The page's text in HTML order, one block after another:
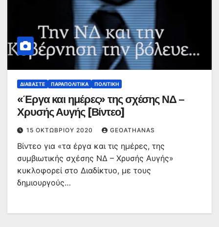
ΔΙΑΒΆΣΤΕ ΠΑΡΑΠΟΛΙΤΙΚΆ ΠΟΛΙΤΙΚΉ
«Έργα και ημέρες» της σχέσης ΝΔ –
Χρυσής Αυγής [Βίντεο]
15 ΟΚΤΩΒΡΊΟΥ 2020 GEOATHANAS
Βίντεο για «τα έργα και τις ημέρες, της
συμβιωτικής σχέσης ΝΔ – Χρυσής Αυγής»
κυκλοφορεί στο Διαδίκτυο, με τους
δημιουργούς…